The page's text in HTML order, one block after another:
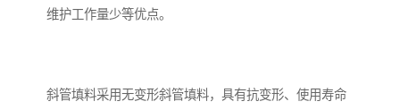
维护工作量少等优点。
斜管填料采用无变形斜管填料，具有抗变形、使用寿命
豆制品污水